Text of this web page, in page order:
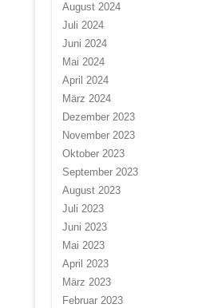
August 2024
Juli 2024
Juni 2024
Mai 2024
April 2024
März 2024
Dezember 2023
November 2023
Oktober 2023
September 2023
August 2023
Juli 2023
Juni 2023
Mai 2023
April 2023
März 2023
Februar 2023